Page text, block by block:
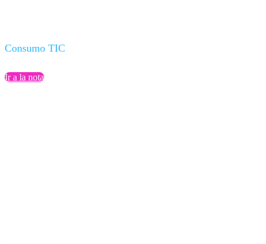
Consumo TIC
Ir a la nota